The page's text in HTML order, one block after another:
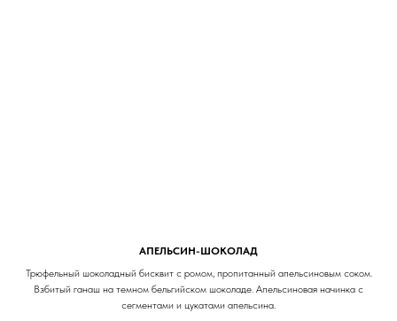
АПЕЛЬСИН-ШОКОЛАД
Трюфельный шоколадный бисквит с ромом, пропитанный апельсиновым соком.
Взбитый ганаш на темном бельгийском шоколаде. Апельсиновая начинка с
сегментами и цукатами апельсина.